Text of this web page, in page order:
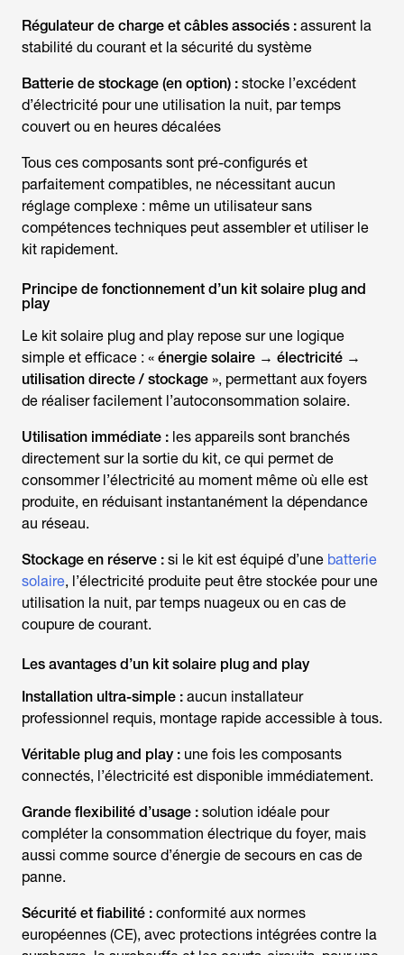
Régulateur de charge et câbles associés : assurent la
stabilité du courant et la sécurité du système
Batterie de stockage (en option) : stocke l’excédent
d’électricité pour une utilisation la nuit, par temps
couvert ou en heures décalées
Tous ces composants sont pré-configurés et
parfaitement compatibles, ne nécessitant aucun
réglage complexe : même un utilisateur sans
compétences techniques peut assembler et utiliser le
kit rapidement.
Principe de fonctionnement d’un kit solaire plug and
play
Le kit solaire plug and play repose sur une logique
simple et efficace : « énergie solaire → électricité →
utilisation directe / stockage », permettant aux foyers
de réaliser facilement l’autoconsommation solaire.
Utilisation immédiate : les appareils sont branchés
directement sur la sortie du kit, ce qui permet de
consommer l’électricité au moment même où elle est
produite, en réduisant instantanément la dépendance
au réseau.
Stockage en réserve : si le kit est équipé d’une batterie
solaire, l’électricité produite peut être stockée pour une
utilisation la nuit, par temps nuageux ou en cas de
coupure de courant.
Les avantages d’un kit solaire plug and play
Installation ultra-simple : aucun installateur
professionnel requis, montage rapide accessible à tous.
Véritable plug and play : une fois les composants
connectés, l’électricité est disponible immédiatement.
Grande flexibilité d’usage : solution idéale pour
compléter la consommation électrique du foyer, mais
aussi comme source d’énergie de secours en cas de
panne.
Sécurité et fiabilité : conformité aux normes
européennes (CE), avec protections intégrées contre la